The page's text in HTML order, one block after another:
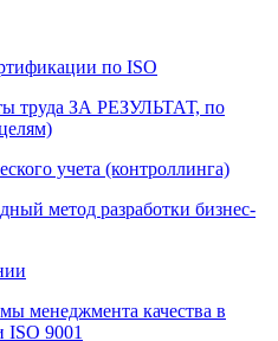
по ISO
труда ЗА РЕЗУЛЬТАТ, по
учета (контроллинга)
метод разработки бизнес-
менеджмента качества в
ISO 9001